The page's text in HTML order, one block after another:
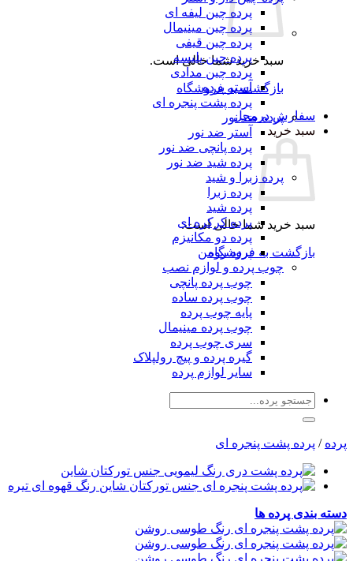
سبد خرید شما خالی است.
بازگشت به فروشگاه
سفارش درمحل
سبد خرید
سبد خرید شما خالی است.
بازگشت به فروشگاه
پرده چین لیفه ای
پرده چین مینیمال
پرده چین قیفی
پرده چین پلیسه
پرده چین مدادی
آستر پرده
پرده پشت پنجره ای
پرده ضد نور
آستر ضد نور
پرده پانچی ضد نور
پرده شید ضد نور
پرده زبرا و شید
پرده زبرا
پرده شید
پرده کرکره ای
پرده دو مکانیزم
پرده رومن
چوب پرده و لوازم نصب
چوب پرده پانچی
چوب پرده ساده
پایه چوب پرده
چوب پرده مینیمال
سری چوب پرده
گیره پرده و پیچ رولپلاک
سایر لوازم پرده
جستجو
پرده / پرده پشت پنجره ای
دسته بندی پرده ها